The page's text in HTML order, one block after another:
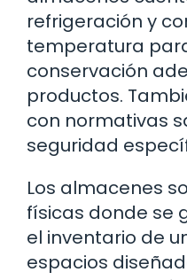
refrigeración y
temperatura
conservación
productos.
con normativas
seguridad
Los almacenes
físicas donde se
el inventario de
espacios